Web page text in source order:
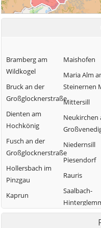
Bramberg am
Wildkogel
Bruck an der
Großglocknerstraße
Dienten am
Hochkönig
Fusch an der
Großglocknerstraße
Hollersbach im
Pinzgau
Kaprun
Krimml
Maishofen
Maria Alm
Steinernen
Mittersill
Neukirchen
Niedernsill
Piesendorf
Rauris
Saalbach-
Saalfelden